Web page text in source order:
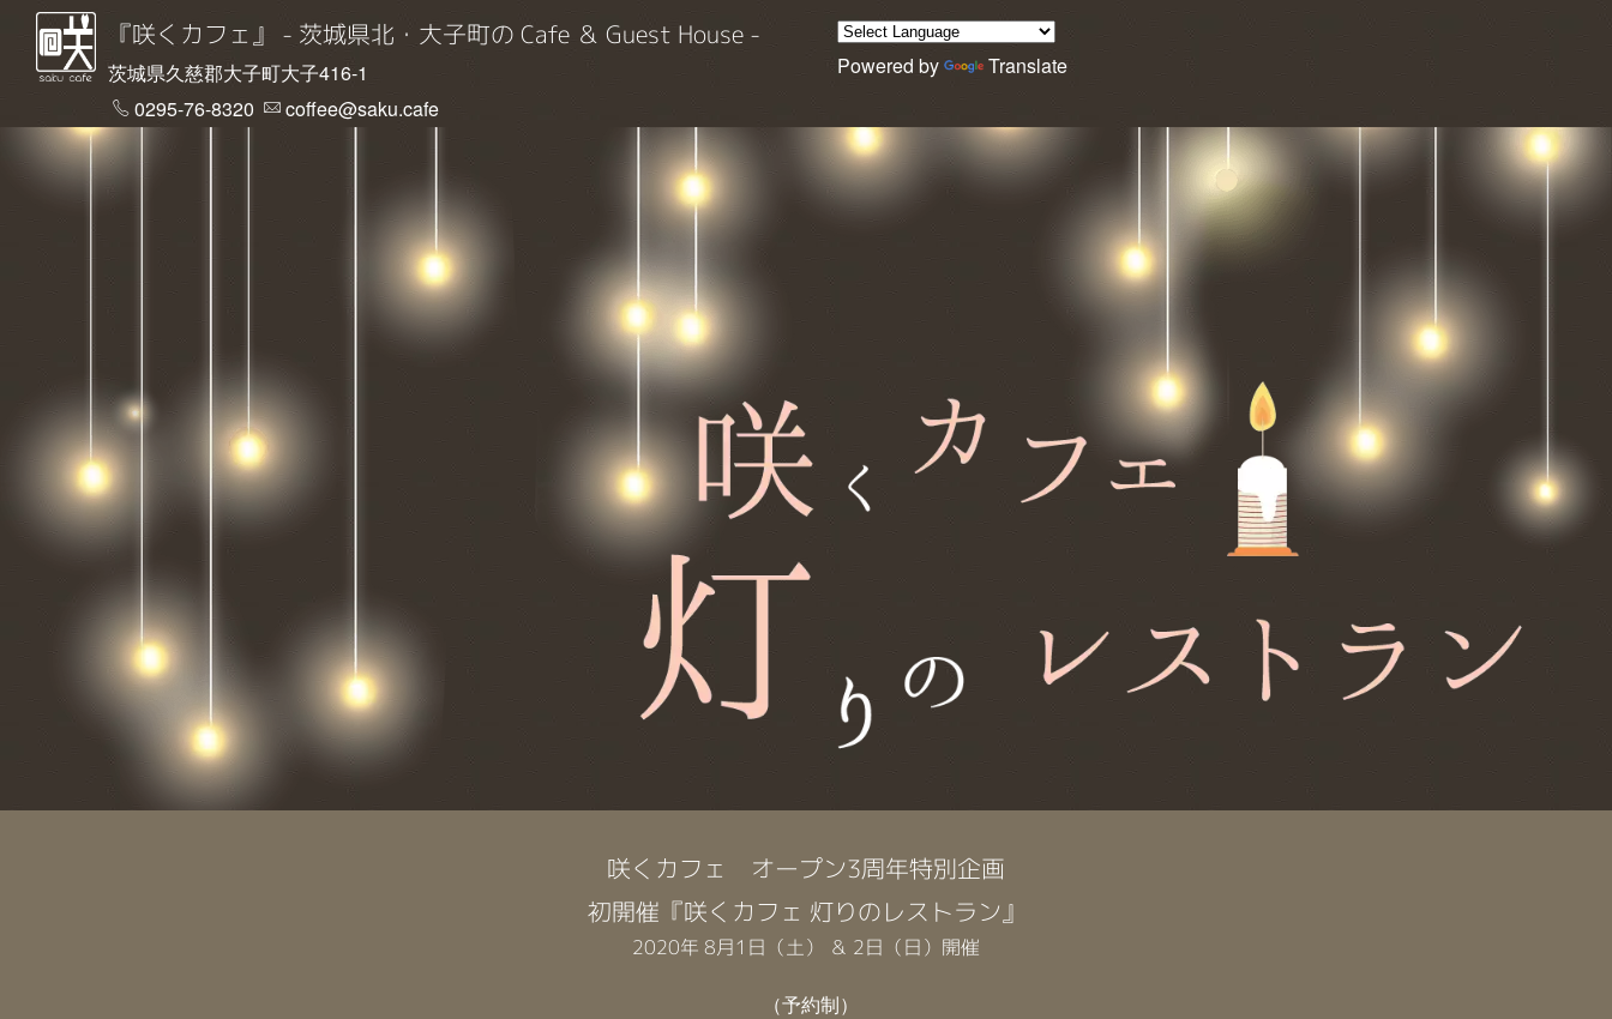
『咲くカフェ』 - 茨城県北・大子町の Cafe ＆ Guest House -
茨城県久慈郡大子町大子416-1
0295-76-8320
coffee@saku.cafe
Powered by Translate
咲くカフェ オープン3周年特別企画
初開催『咲くカフェ 灯りのレストラン』
2020年 8月1日（土） ＆ 2日（日）開催
（予約制）